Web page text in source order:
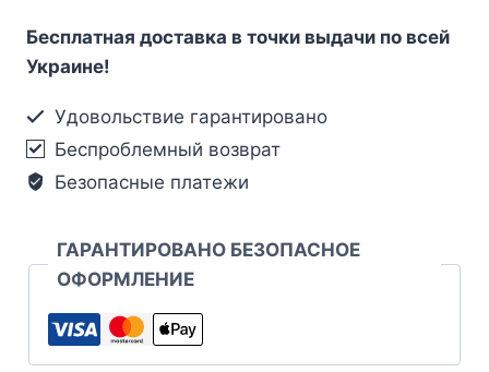
Бесплатная доставка в точки выдачи по всей
Украине!
Удовольствие гарантировано
Беспроблемный возврат
Безопасные платежи
ГАРАНТИРОВАНО БЕЗОПАСНОЕ
ОФОРМЛЕНИЕ